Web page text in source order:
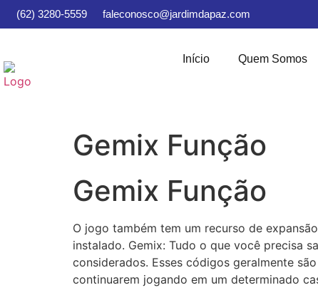
(62) 3280-5559 faleconosco@jardimdapaz.com
Início Quem Somos
Gemix Função
Gemix Função
O jogo também tem um recurso de
instalado. Gemix: Tudo o que você precisa
considerados. Esses códigos geralmente
continuarem jogando em um determinado